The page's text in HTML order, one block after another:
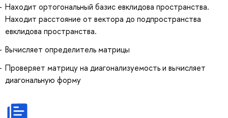
Находит ортогональный базис евклидова пространства.
Находит расстояние от вектора до подпространства
евклидова пространства.
Вычисляет определитель матрицы
Проверяет матрицу на диагонализуемость и вычисляет
диагональную форму